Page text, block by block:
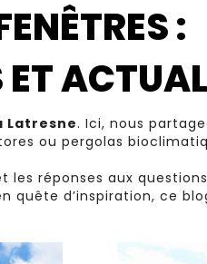
:
Latresne. Ici, nous
ou pergolas
les réponses aux
quête d’inspiration, ce